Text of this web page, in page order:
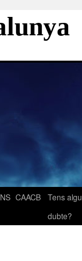
CAACB
Tens
dubte?